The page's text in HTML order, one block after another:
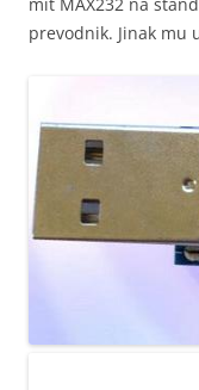
prevodnik. Jinak mu